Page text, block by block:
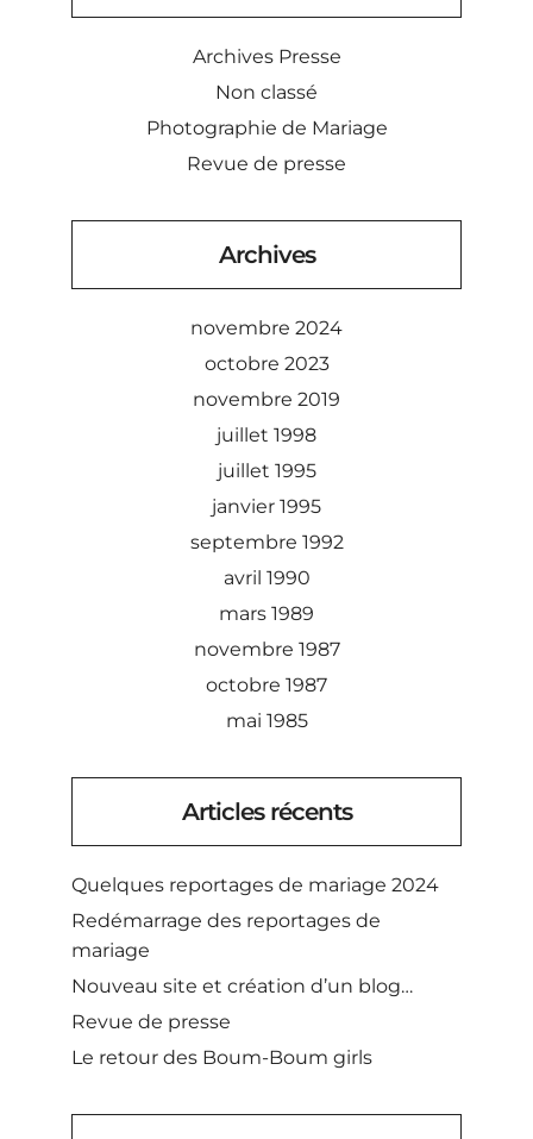
Archives Presse
Non classé
Photographie de Mariage
Revue de presse
Archives
novembre 2024
octobre 2023
novembre 2019
juillet 1998
juillet 1995
janvier 1995
septembre 1992
avril 1990
mars 1989
novembre 1987
octobre 1987
mai 1985
Articles récents
Quelques reportages de mariage 2024
Redémarrage des reportages de
mariage
Nouveau site et création d’un blog…
Revue de presse
Le retour des Boum-Boum girls